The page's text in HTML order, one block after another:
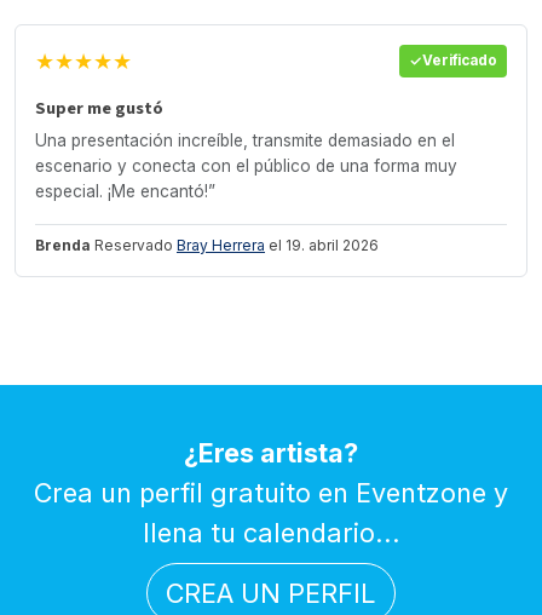
★★★★★ Verificado
Super me gustó
Una presentación increíble, transmite demasiado en el
escenario y conecta con el público de una forma muy
especial. ¡Me encantó!”
Brenda Reservado Bray Herrera el 19. abril 2026
¿Eres artista?
Crea un perfil gratuito en Eventzone y
llena tu calendario...
CREA UN PERFIL